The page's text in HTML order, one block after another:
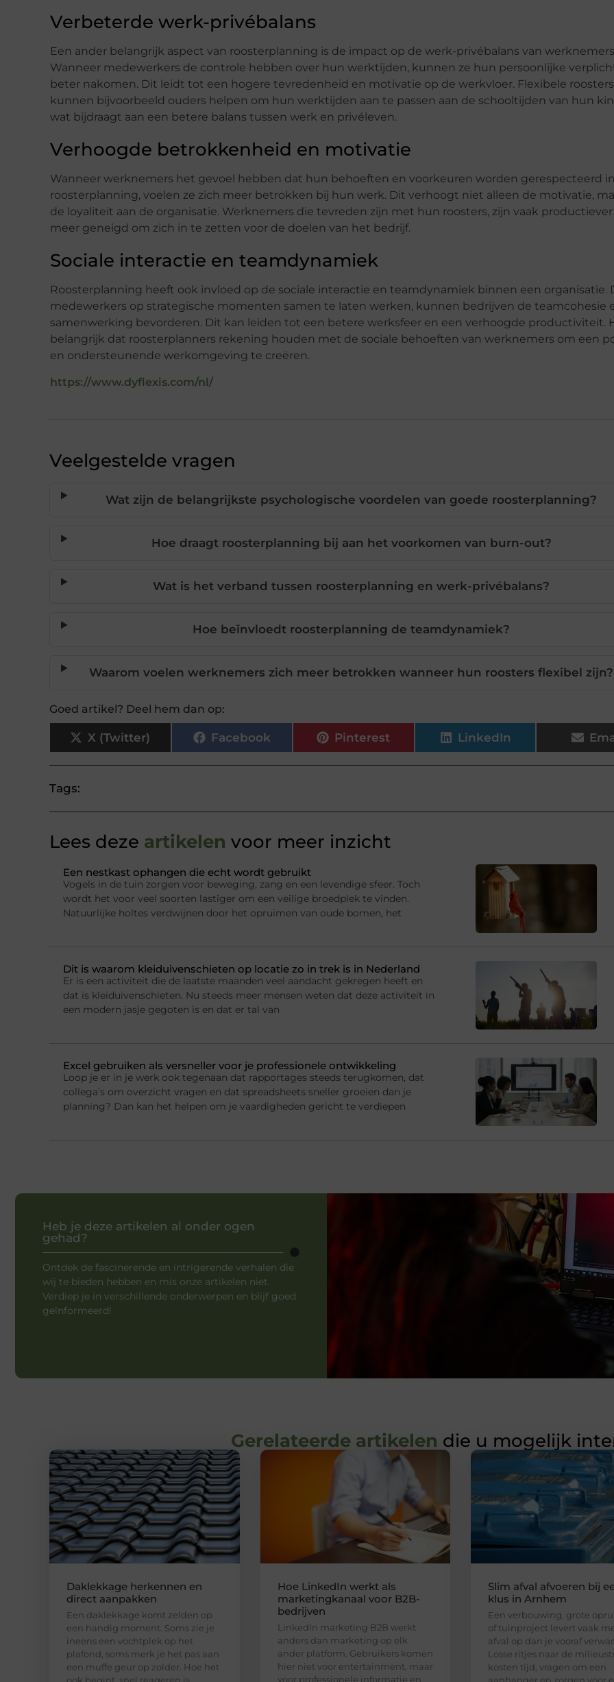
Verbeterde werk-privébalans
Een ander belangrijk aspect van roosterplanning is de impact op de werk-privébalans van
Wanneer medewerkers de controle hebben over hun werktijden, kunnen ze hun persoonlijke
beter nakomen. Dit leidt tot een hogere tevredenheid en motivatie op de werkvloer. Flexibele roosters
kunnen bijvoorbeeld ouders helpen om hun werktijden aan te passen aan de schooltijden van hun
wat bijdraagt aan een betere balans tussen werk en privéleven.
Verhoogde betrokkenheid en motivatie
Wanneer werknemers het gevoel hebben dat hun behoeften en voorkeuren worden gerespecteerd
roosterplanning, voelen ze zich meer betrokken bij hun werk. Dit verhoogt niet alleen de motivatie,
de loyaliteit aan de organisatie. Werknemers die tevreden zijn met hun roosters, zijn vaak productiever
meer geneigd om zich in te zetten voor de doelen van het bedrijf.
Sociale interactie en teamdynamiek
Roosterplanning heeft ook invloed op de sociale interactie en teamdynamiek binnen een organisatie.
medewerkers op strategische momenten samen te laten werken, kunnen bedrijven de teamcohesie
samenwerking bevorderen. Dit kan leiden tot een betere werksfeer en een verhoogde productiviteit.
belangrijk dat roosterplanners rekening houden met de sociale behoeften van werknemers om een
en ondersteunende werkomgeving te creëren.
https://www.dyflexis.com/nl/
Veelgestelde vragen
Wat zijn de belangrijkste psychologische voordelen van goede roosterplanning?
Hoe draagt roosterplanning bij aan het voorkomen van burn-out?
Wat is het verband tussen roosterplanning en werk-privébalans?
Hoe beïnvloedt roosterplanning de teamdynamiek?
Waarom voelen werknemers zich meer betrokken wanneer hun roosters flexibel zijn?
Goed artikel? Deel hem dan op:
X (Twitter) Facebook Pinterest LinkedIn
Tags:
Lees deze artikelen voor meer inzicht
Een nestkast ophangen die echt wordt gebruikt
Vogels in de tuin zorgen voor beweging, zang en een levendige sfeer. Toch
wordt het voor veel soorten lastiger om een veilige broedplek te vinden.
Natuurlijke holtes verdwijnen door het opruimen van oude bomen, het
Dit is waarom kleiduivenschieten op locatie zo in trek is in Nederland
Er is een activiteit die de laatste maanden veel aandacht gekregen heeft en
dat is kleiduivenschieten. Nu steeds meer mensen weten dat deze activiteit in
een modern jasje gegoten is en dat er tal van
Excel gebruiken als versneller voor je professionele ontwikkeling
Loop je er in je werk ook tegenaan dat rapportages steeds terugkomen, dat
collega’s om overzicht vragen en dat spreadsheets sneller groeien dan je
planning? Dan kan het helpen om je vaardigheden gericht te verdiepen
Heb je deze artikelen al onder ogen
gehad?
Ontdek de fascinerende en intrigerende verhalen die
wij te bieden hebben en mis onze artikelen niet.
Verdiep je in verschillende onderwerpen en blijf goed
geïnformeerd!
Gerelateerde artikelen die u mogelijk
Daklekkage herkennen en
direct aanpakken
Een daklekkage komt zelden op
een handig moment. Soms zie je
ineens een vochtplek op het
plafond, soms merk je het pas aan
een muffe geur op zolder. Hoe het
Hoe LinkedIn werkt als
marketingkanaal voor B2B-
bedrijven
LinkedIn marketing B2B werkt
anders dan marketing op elk
ander platform. Gebruikers komen
hier niet voor entertainment, maar
voor professionele informatie en
Slim afval afvoeren bij
klus in Arnhem
Een verbouwing, grote
of tuinproject levert vaak
afval op dan je vooraf
Losse ritjes naar de
kosten tijd, vragen om een